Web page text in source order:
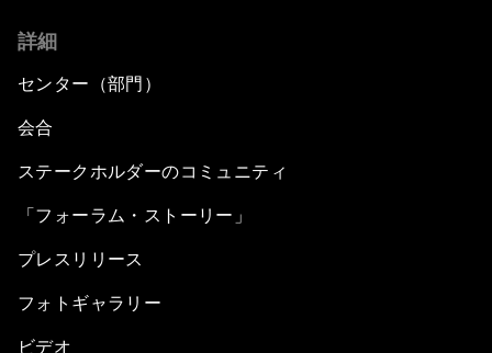
詳細
センター（部門）
会合
ステークホルダーのコミュニティ
「フォーラム・ストーリー」
プレスリリース
フォトギャラリー
ビデオ